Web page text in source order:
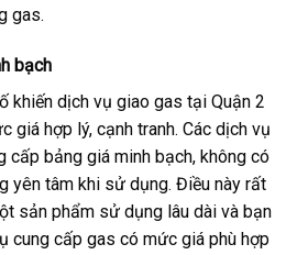
gas.
bạch
khiến dịch vụ giao gas tại Quận 2
giá hợp lý, cạnh tranh. Các dịch vụ
cấp bảng giá minh bạch, không có
yên tâm khi sử dụng. Điều này rất
sản phẩm sử dụng lâu dài và bạn
cung cấp gas có mức giá phù hợp